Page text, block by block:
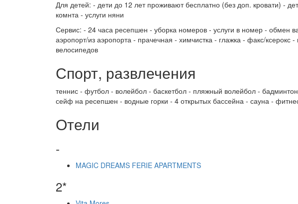
Для детей: - дети до 12 лет проживают бесплатно (без доп. кровати) -
комнта - услуги няни
Сервис: - 24 часа ресепшен - уборка номеров - услуги в номер - обмен
аэропорт/из аэропорта - прачечная - химчистка - глажка - факс/
велосипедов
Спорт, развлечения
теннис - футбол - волейбол - баскетбол - пляжный волейбол -
сейф на ресепшен - водные горки - 4 открытых бассейна - сауна -
Отели
-
MAGIC DREAMS FERIE APARTMENTS
2*